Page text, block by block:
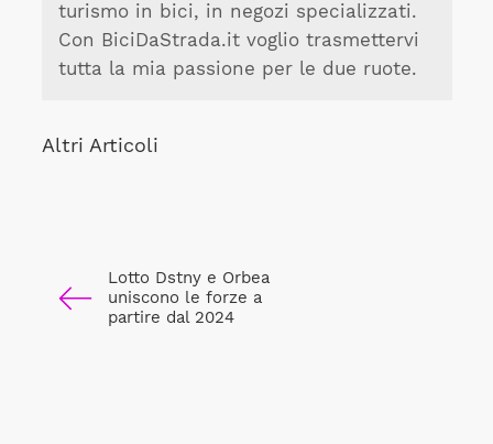
turismo in bici, in negozi specializzati.
Con BiciDaStrada.it voglio trasmettervi
tutta la mia passione per le due ruote.
Altri Articoli
Lotto Dstny e Orbea
uniscono le forze a
partire dal 2024